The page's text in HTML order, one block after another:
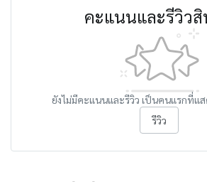
คะแนนและรีวิว
ยังไม่มีคะแนนและรีวิว เป็นคนแรกที่แ
รีวิว